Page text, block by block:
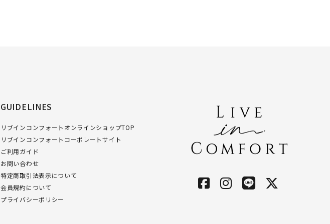
GUIDELINES
リブインコンフォートオンラインショップTOP
リブインコンフォートコーポレートサイト
ご利用ガイド
お問い合わせ
特定商取引法表示について
会員規約について
プライバシーポリシー